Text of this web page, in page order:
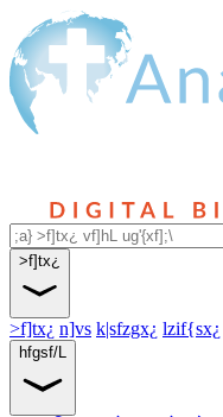
>f]tx¿
>f]tx¿ n]vs k|sfzgx¿ lzif{sx¿
hfgsf/L